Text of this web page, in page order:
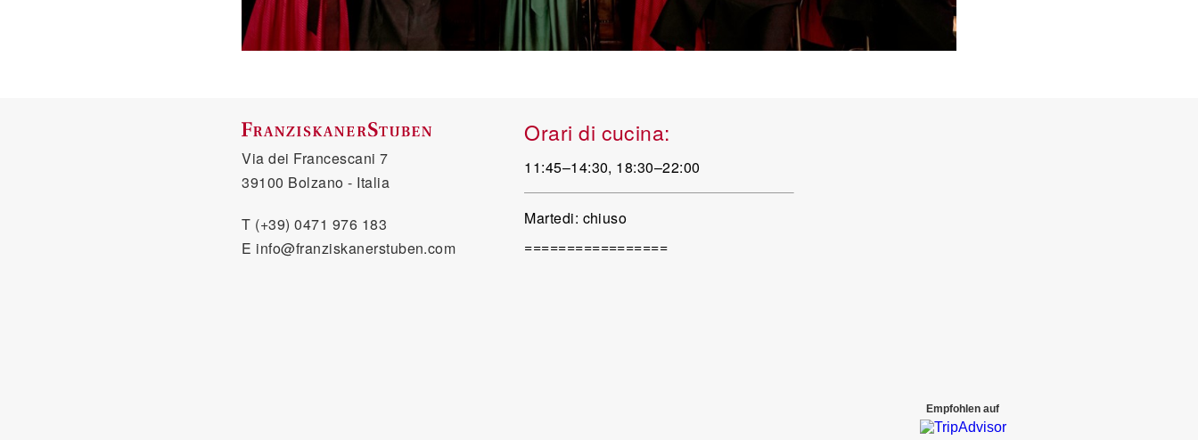
Via dei Francescani 7
39100 Bolzano - Italia
T (+39) 0471 976 183
E info@franziskanerstuben.com
Orari di cucina:
11:45–14:30, 18:30–22:00
Martedi: chiuso
=================
Empfohlen auf